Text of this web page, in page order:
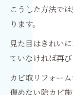
こうした方法で
ります。
見た目はきれい
ていなければ再び
カビ取リフォー
傷めない除カビ